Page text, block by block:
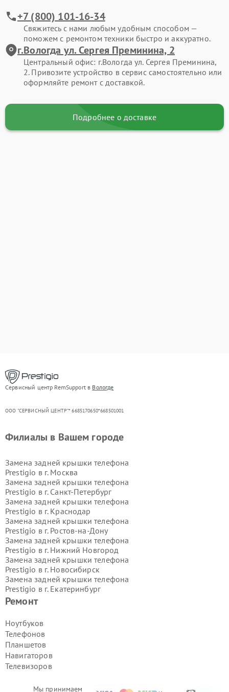
+7 (800) 101-16-34
Свяжитесь с нами любым удобным способом —
поможем с ремонтом техники быстро и аккуратно.
г.Вологда ул. Сергея Преминина, 2
Центральный офис: г.Вологда ул. Сергея Преминина,
2. Привозите устройство в сервис самостоятельно или
оформляйте ремонт с доставкой.
Подробнее о доставке
Сервисный центр RemSupport в Вологде
ООО "СЕРВИСНЫЙ ЦЕНТР"* 6685170650*668501001
Мы принимаем
Ремонт
Ноутбуков
Телефонов
Планшетов
Навигаторов
Телевизоров
Филиалы в Вашем городе
Замена задней крышки телефона
Prestigio в г. Москва
Замена задней крышки телефона
Prestigio в г. Санкт-Петербург
Замена задней крышки телефона
Prestigio в г. Краснодар
Замена задней крышки телефона
Prestigio в г. Ростов-на-Дону
Замена задней крышки телефона
Prestigio в г. Нижний Новгород
Замена задней крышки телефона
Prestigio в г. Новосибирск
Замена задней крышки телефона
Prestigio в г. Екатеринбург
Замена задней крышки телефона
Замена задней крышки телефона
Prestigio в г.
Замена задней крышки телефона
Prestigio в г.
Замена задней крышки телефона
Prestigio в г.Самара
Prestigio в г.Пермь